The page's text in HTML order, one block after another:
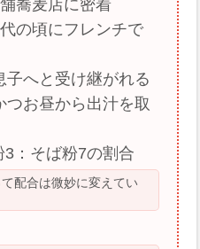
蕎麦店に密着
の頃にフレンチで
子へと受け継がれる
つお昼から出汁を取
：そば粉7の割合
配合は微妙に変えてい